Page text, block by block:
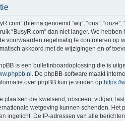
(hierna genoemd “wij”, “ons”,
“BusyR.com” dan niet langer. We
voorwaarden regelmatig te controleren op
akkoord met de wijzigingen en of
is een bulletinboardoplossing die is
. De phpBB-software maakt
over phpBB kun je vinden op https://
plaatsen die kwetsend, obsceen, vulgair,
wetgeving kunnen schenden.
ingelicht. De IP-adressen van alle